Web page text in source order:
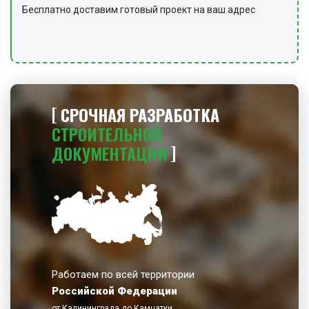
предупредительные знаки.
Бесплатно доставим готовый проект на ваш адрес
СРОЧНАЯ РАЗРАБОТКА
СТРОИТЕЛЬНОЙ
ДОКУМЕНТАЦИИ
Работаем по всей территории
Российской Федерации